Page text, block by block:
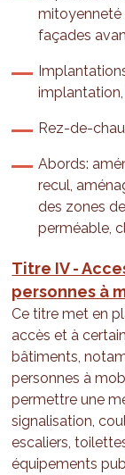
mitoyenneté
façades
implantation,
Rez-de-
Abords:
recul,
des zones
perméable,
Titre IV -
personnes à
Ce titre met en
accès et à
bâtiments,
personnes à
permettre une
signalisation,
escaliers,
équipements